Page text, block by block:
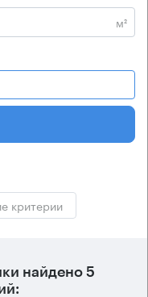
м²
критерии
найдено 5